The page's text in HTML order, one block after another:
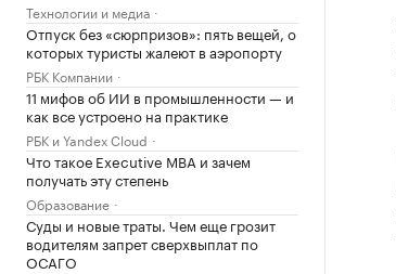
Технологии и медиа
Отпуск без «сюрпризов»: пять вещей, о
которых туристы жалеют в аэропорту
РБК Компании
11 мифов об ИИ в промышленности — и
как все устроено на практике
РБК и Yandex Cloud
Что такое Executive MBA и зачем
получать эту степень
Образование
Суды и новые траты. Чем еще грозит
водителям запрет сверхвыплат по
ОСАГО